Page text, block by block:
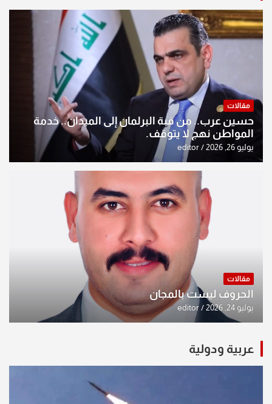
مقالات
حسين عرب.. من قبة البرلمان إلى الميدان.. خدمة
المواطن نهج لا يتوقف.
يوليو 26, 2026 editor
مقالات
الحروف ليست بالمجان
يوليو 24, 2026 editor
عربية ودولية